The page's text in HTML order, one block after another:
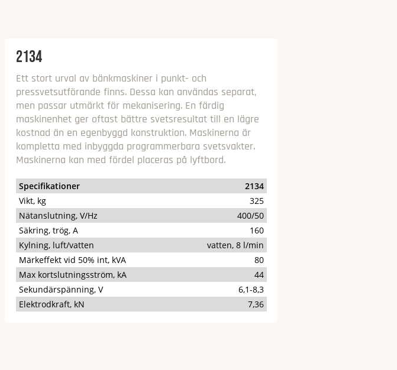
2134
Ett stort urval av bänkmaskiner i punkt- och
pressvetsutförande finns. Dessa kan användas separat,
men passar utmärkt för mekanisering. En färdig
maskinenhet ger oftast bättre svetsresultat till en lägre
kostnad än en egenbyggd konstruktion. Maskinerna är
kompletta med inbyggda programmerbara svetsvakter.
Maskinerna kan med fördel placeras på lyftbord.
Specifikationer
2134
Vikt, kg
325
Nätanslutning, V/Hz
400/50
Säkring, trög, A
160
Kylning, luft/vatten
vatten, 8 l/min
Märkeffekt vid 50% int, kVA
80
Max kortslutningsström, kA
44
Sekundärspänning, V
6,1-8,3
Elektrodkraft, kN
7,36